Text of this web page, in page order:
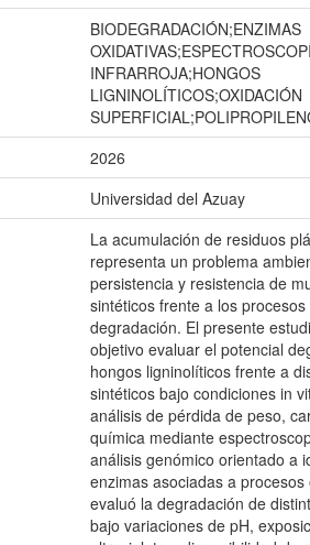
BIODEGRADACIÓN;ENZIMAS
INFRARROJA;HONGOS
LIGNINOLÍTICOS;OXIDACIÓN
2026
Universidad del Azuay
La acumulación de residuos
representa un problema
persistencia y resistencia de
sintéticos frente a los
degradación. El presente
objetivo evaluar el potencial
hongos ligninolíticos frente a
sintéticos bajo condiciones in
análisis de pérdida de peso,
química mediante
análisis genómico orientado a
enzimas asociadas a procesos
evaluó la degradación de
bajo variaciones de pH,